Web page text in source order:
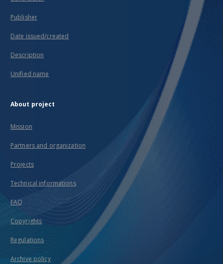
Publisher
Date issued/created
Description
Unified name
About project
Mission
Partners and organization
Projects
Technical informations
FAQ
Copyrights
Regulations
Archive policy